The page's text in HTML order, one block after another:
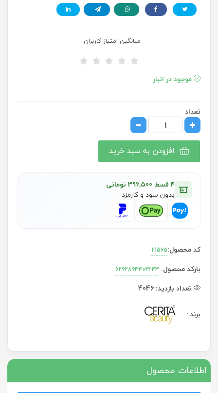
میانگین امتیاز کاربران
موجود در انبار
تعداد
افزودن به سبد خرید
۴ قسط 396,500 تومانی
بدون سود و کارمزد
برند:
کد محصول:21565
بارکد محصول: 6262863402443
تعداد بازدید: 4046
اطلاعات محصول